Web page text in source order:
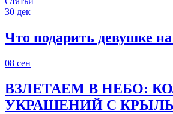
30 дек
Что подарить девушке
08 сен
ВЗЛЕТАЕМ В НЕБО:
УКРАШЕНИЙ С